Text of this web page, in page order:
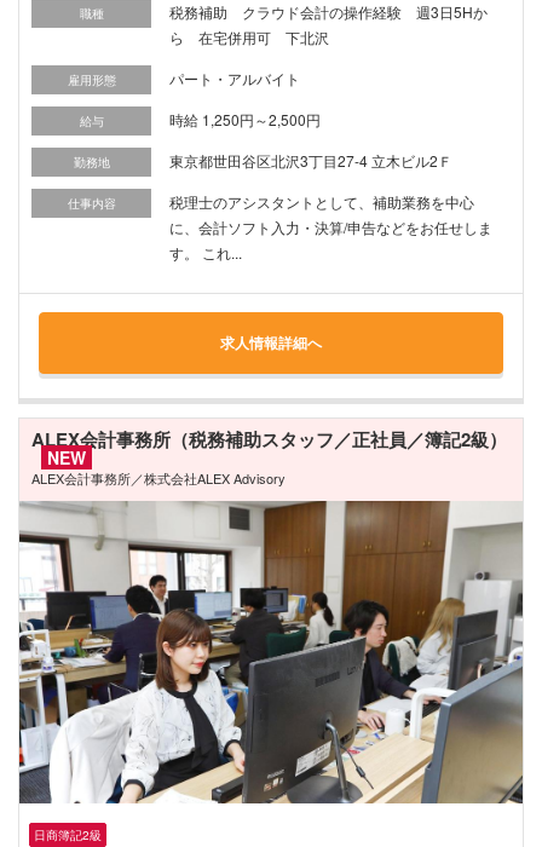
職種
税務補助 クラウド会計の操作経験 週3日5Hか
ら 在宅併用可 下北沢
雇用形態 パート・アルバイト
給与 時給 1,250円～2,500円
勤務地 東京都世田谷区北沢3丁目27-4 立木ビル2Ｆ
仕事内容
税理士のアシスタントとして、補助業務を中心
に、会計ソフト入力・決算/申告などをお任せしま
す。 これ...
求人情報詳細へ
ALEX会計事務所（税務補助スタッフ／正社員／簿記2級）
NEW
ALEX会計事務所／株式会社ALEX Advisory
日商簿記2級